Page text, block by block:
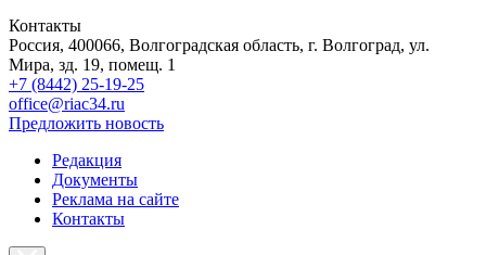
Контакты
Россия, 400066, Волгоградская область, г. Волгоград, ул.
Мира, зд. 19, помещ. 1
+7 (8442) 25-19-25
office@riac34.ru
Предложить новость
Редакция
Документы
Реклама на сайте
Контакты